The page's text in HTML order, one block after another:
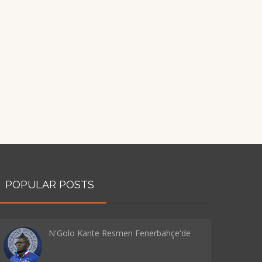
POPULAR POSTS
N'Golo Kante Resmen Fenerbahçe'de